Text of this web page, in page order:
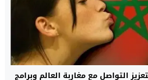
التواصل مع مغاربة العالم وبرامج